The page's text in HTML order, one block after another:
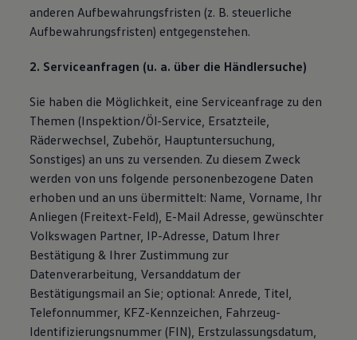
anderen Aufbewahrungsfristen (z. B. steuerliche
Aufbewahrungsfristen) entgegenstehen.
2. Serviceanfragen (u. a. über die Händlersuche)
Sie haben die Möglichkeit, eine Serviceanfrage zu den
Themen (Inspektion/Öl-Service, Ersatzteile,
Räderwechsel, Zubehör, Hauptuntersuchung,
Sonstiges) an uns zu versenden. Zu diesem Zweck
werden von uns folgende personenbezogene Daten
erhoben und an uns übermittelt: Name, Vorname, Ihr
Anliegen (Freitext-Feld), E-Mail Adresse, gewünschter
Volkswagen Partner, IP-Adresse, Datum Ihrer
Bestätigung & Ihrer Zustimmung zur
Datenverarbeitung, Versanddatum der
Bestätigungsmail an Sie; optional: Anrede, Titel,
Telefonnummer, KFZ-Kennzeichen, Fahrzeug-
Identifizierungsnummer (FIN), Erstzulassungsdatum,